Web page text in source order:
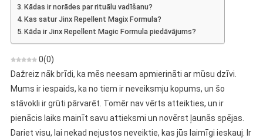
Svece
Kādas ir norādes par rituālu vadīšanu?
Kas satur Jinx Repellent Magix Formula?
Kāda ir Jinx Repellent Magic Formula piedāvājums?
0(0)
Dažreiz nāk brīdi, ka mēs neesam apmierināti ar mūsu dzīvi.
Mums ir iespaids, ka no tiem ir neveiksmju kopums, un šo
stāvokli ir grūti pārvarēt. Tomēr nav vērts atteikties, un ir
pienācis laiks mainīt savu attieksmi un novērst ļaunās spējas.
Dariet visu, lai nekad nejustos neveiktie, kas jūs laimīgi ieskauj. Ir